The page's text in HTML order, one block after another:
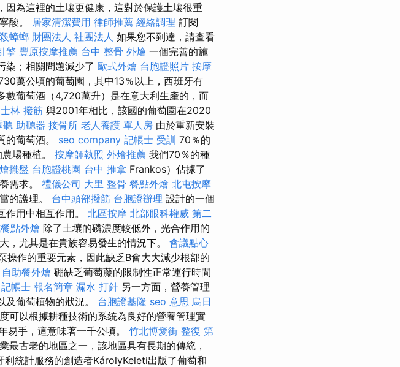
為這裡的土壤更健康，這對於保護土壤很重
酸。
居家清潔費用 律師推薦 經絡調理 訂閱
殺蟑螂 財團法人 社團法人 如果您不到達，請查看
擎 豐原按摩推薦 台中 整骨 外燴 一個完善的施
染；相關問題減少了 歐式外燴 台胞證照片 按摩
萬公頃的葡萄園，其中13％以上，西班牙有
數葡萄酒（4,720萬升）是在意大利生產的，而
士林 撥筋 與2001年相比，該國的葡萄園在2020
聽 助聽器 接骨所 老人養護 單人房 由於重新安裝
的葡萄酒。 seo company 記帳士 受訓 70％的
場種植。 按摩師執照 外燴推薦 我們70％的種
擺盤 台胞證桃園 台中 推拿 Frankos）佔據了
需求。 禮儀公司 大里 整骨 餐點外燴 北屯按摩
的護理。 台中頭部撥筋 台胞證辦理 設計的一個
作用中相互作用。 北區按摩 北部眼科權威 第二
點外燴 除了土壤的磷濃度較低外，光合作用的
，尤其是在貴族容易發生的情況下。 會議點心
操作的重要元素，因此缺乏B會大大減少根部的
自助餐外燴 硼缺乏葡萄藤的限制性正常運行時間
記帳士 報名簡章 漏水 打針 另一方面，營養管理
葡萄植物的狀況。 台胞證基隆 seo 意思 烏日
可以根據耕種技術的系統為良好的營養管理實
易手，這意味著一千公頃。 竹北博愛街 整復 第
最古老的地區之一，該地區具有長期的傳統，
利統計服務的創造者KárolyKeleti出版了葡萄和